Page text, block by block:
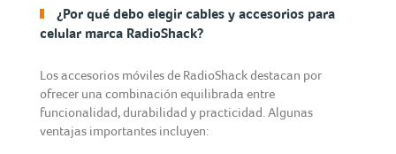
¿Por qué debo elegir cables y accesorios para
celular marca RadioShack?
Los accesorios móviles de RadioShack destacan por
ofrecer una combinación equilibrada entre
funcionalidad, durabilidad y practicidad. Algunas
ventajas importantes incluyen: